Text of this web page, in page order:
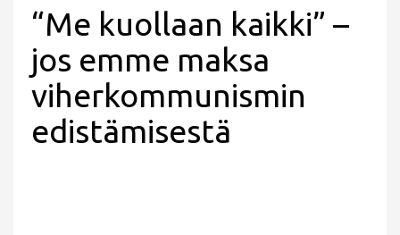
“Me kuollaan kaikki” –
jos emme maksa
viherkommunismin
edistämisestä